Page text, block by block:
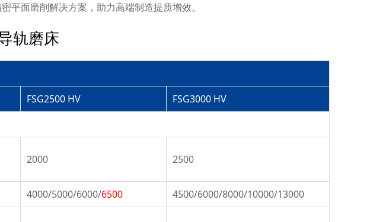
平面磨削解决方案，助力高端制造提质增效。
轨磨床
FSG2500 HV
FSG3000 HV
2000 2500
4000/5000/6000/6500 4500/6000/8000/10000/13000